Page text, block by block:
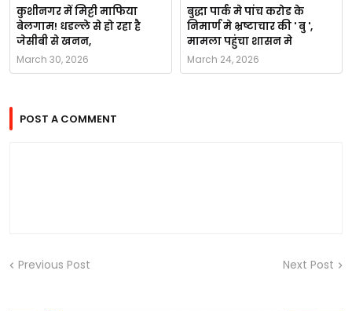
कुशीनगर में मिट्टी माफिया
बेलगाम! धडल्ले से हो रहा है
जेसीबी से खनन,
March 30, 2026
बुद्धा पार्क मे पांच करोड के
निमार्ण मे भ्रष्टाचार की ' बु ',
मामला पहुंचा शासन मे
March 24, 2026
POST A COMMENT
Previous Post Next Post